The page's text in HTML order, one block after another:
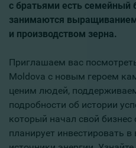
с братьями есть семейный
занимаются
и производством зерна.
Приглашаем вас
Moldova с новым героем
ценим людей,
подробности об истории
который начал свой бизнес
планирует инвестировать